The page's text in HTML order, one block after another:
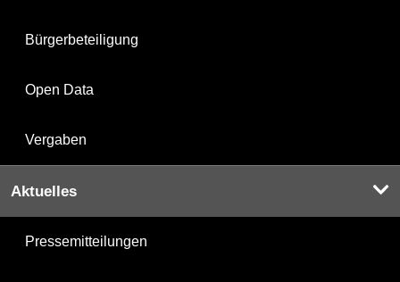
Bürgerbeteiligung
Open Data
Vergaben
Aktuelles
Pressemitteilungen